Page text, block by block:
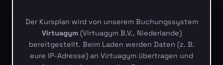
Der Kursplan wird von unserem Buchungssystem
Virtuagym(Virtuagym B.V., Niederlande)
bereitgestellt. Beim Laden werden Daten (z. B.
eure IP-Adresse) an Virtuagym übertragen und